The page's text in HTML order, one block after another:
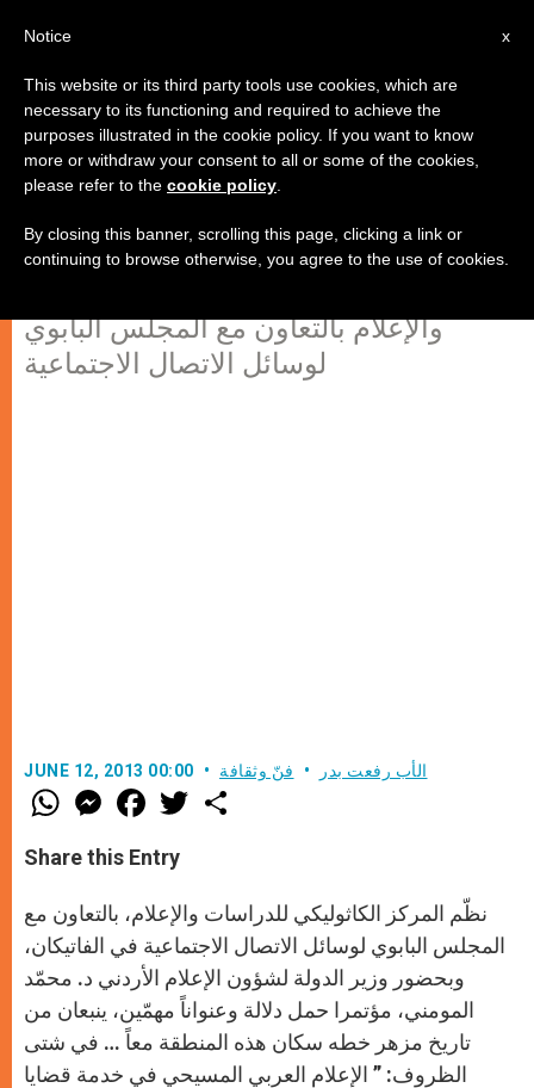
مؤتمر الإعلام العربي المسيحي … في
خدمة الإنسان
والإعلام بالتعاون مع المجلس البابوي
لوسائل الاتصال الاجتماعية
JUNE 12, 2013 00:00 الأب رفعت بدر فنّ وثقافة
W
h
t
s
p
p
M
e
s
e
g
e
r
F
a
e
b
o
k
w
Share this Entry
نظّم المركز الكاثوليكي للدراسات والإعلام، بالتعاون مع
المجلس البابوي لوسائل الاتصال الاجتماعية في الفاتيكان،
وبحضور وزير الدولة لشؤون الإعلام الأردني د. محمّد
المومني، مؤتمرا حمل دلالة وعنواناً مهمّين، ينبعان من
تاريخ مزهر خطه سكان هذه المنطقة معاً … في شتى
الظروف: ” الإعلام العربي المسيحي في خدمة قضايا
x
Notice
This website or its third party tools use cookies, which are
necessary to its functioning and required to achieve the
purposes illustrated in the cookie policy. If you want to know
more or withdraw your consent to all or some of the cookies,
please refer to the cookie policy
By closing this banner, scrolling this page, clicking a link or
continuing to browse otherwise, you agree to the use of cookies.